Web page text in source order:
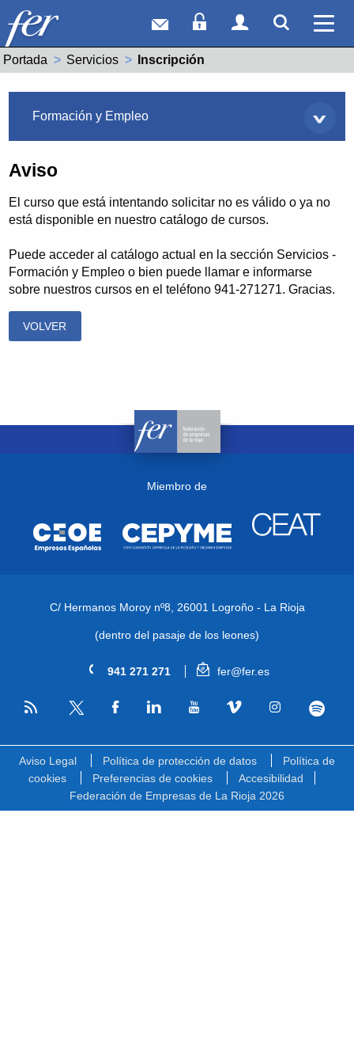
Correo webAcceso Socios
Acceso
Portada Servicios Actual:
Inscripción
Formación y Empleo
Aviso
El curso que está intentando solicitar no es válido o ya no
está disponible en nuestro catálogo de cursos.
Puede acceder al catálogo actual en la sección Servicios -
Formación y Empleo o bien puede llamar e informarse
sobre nuestros cursos en el teléfono 941-271271. Gracias.
VOLVER
Miembro de
C/ Hermanos Moroy nº8, 26001 Logroño - La Rioja
(dentro del pasaje de los leones)
941 271 271 fer@fer.es
RSS
Aviso Legal Política de protección de datos
Política de
cookies
Preferencias de cookies
Accesibilidad
Federación de Empresas de La Rioja 2026